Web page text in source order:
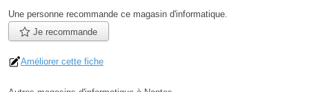
Une personne recommande ce magasin d'informatique.
Je recommande
Améliorer cette fiche